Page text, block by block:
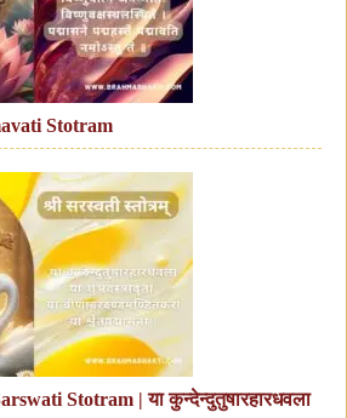
Stotram
Stotram | या कुन्देन्दुतुषारहारधवला